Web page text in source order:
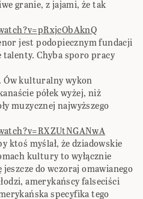
granie, z jajami, że tak
jest podopiecznym fundacji
Chyba sporo pracy
Ów kulturalny wykon
półek wyżej, niż
muzycznej najwyższego
ktoś myślał, że dziadowskie
kultury to wyłącznie
do wczoraj omawianego
amerykańscy falseciści
specyfika tego